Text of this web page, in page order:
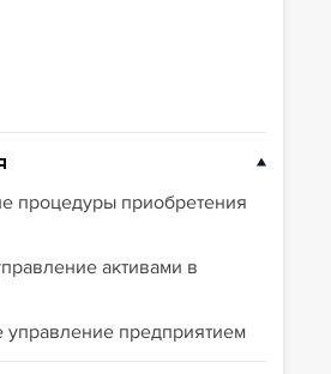
процедуры приобретения
активами в
управление предприятием